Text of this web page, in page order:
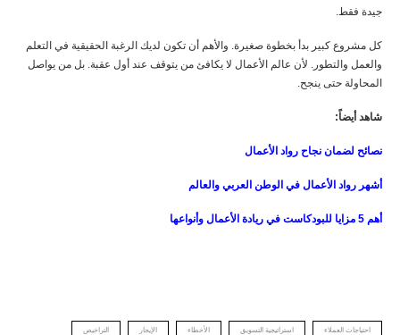
جيدة فقط.
كل مشروع كبير بدأ بخطوة صغيرة. والأهم أن تكون لديك الرغبة الحقيقية في التعلم
والعمل والتطور. لأن عالم الأعمال لا يكافئ من يتوقف عند أول عقبة. بل من يواصل
المحاولة حتى ينجح.
شاهد أيضاً:
نصائح لضمان نجاح رواد الأعمال
أشهر رواد الأعمال في الوطن العربي والعالم
أهم 5 مزايا للبودكاست في ريادة الأعمال وأنواعها
احتياجات العملاء استراتيجية التسويق الأخطاء الإيجار التراخيص